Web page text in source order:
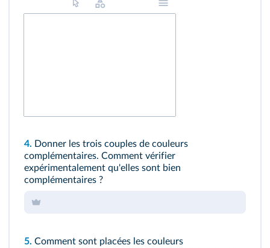
4. Donner les trois couples de couleurs
complémentaires. Comment vérifier
expérimentalement qu'elles sont bien
complémentaires ?
5. Comment sont placées les couleurs